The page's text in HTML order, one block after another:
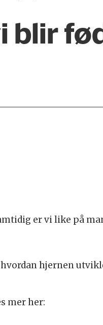
blir
er vi like på
hjernen
mer her: